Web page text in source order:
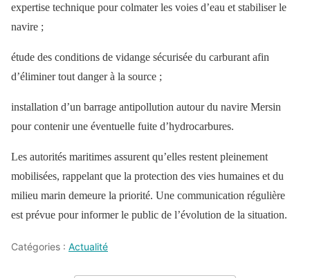
expertise technique pour colmater les voies d’eau et stabiliser le
navire ;
étude des conditions de vidange sécurisée du carburant afin
d’éliminer tout danger à la source ;
installation d’un barrage antipollution autour du navire Mersin
pour contenir une éventuelle fuite d’hydrocarbures.
Les autorités maritimes assurent qu’elles restent pleinement
mobilisées, rappelant que la protection des vies humaines et du
milieu marin demeure la priorité. Une communication régulière
est prévue pour informer le public de l’évolution de la situation.
Catégories : Actualité